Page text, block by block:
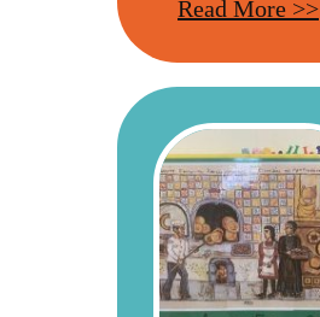
Read More >>